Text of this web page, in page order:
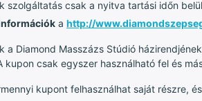
szolgáltatás csak a nyitva tartási időn
a http://
a Diamond Masszázs Stúdió
kupon csak egyszer használható fel és
kupont felhasználhat saját részre,